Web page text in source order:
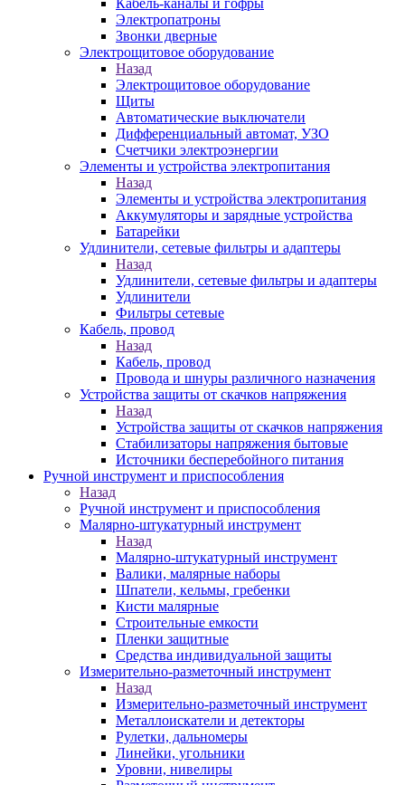
Кабель-каналы и гофры
Электропатроны
Звонки дверные
Электрощитовое оборудование
Назад
Электрощитовое оборудование
Щиты
Автоматические выключатели
Дифференциальный автомат, УЗО
Счетчики электроэнергии
Элементы и устройства электропитания
Назад
Элементы и устройства электропитания
Аккумуляторы и зарядные устройства
Батарейки
Удлинители, сетевые фильтры и адаптеры
Назад
Удлинители, сетевые фильтры и адаптеры
Удлинители
Фильтры сетевые
Кабель, провод
Назад
Кабель, провод
Провода и шнуры различного назначения
Устройства защиты от скачков напряжения
Назад
Устройства защиты от скачков напряжения
Стабилизаторы напряжения бытовые
Источники бесперебойного питания
Ручной инструмент и приспособления
Назад
Ручной инструмент и приспособления
Малярно-штукатурный инструмент
Назад
Малярно-штукатурный инструмент
Валики, малярные наборы
Шпатели, кельмы, гребенки
Кисти малярные
Строительные емкости
Пленки защитные
Средства индивидуальной защиты
Измерительно-разметочный инструмент
Назад
Измерительно-разметочный инструмент
Металлоискатели и детекторы
Рулетки, дальномеры
Линейки, угольники
Уровни, нивелиры